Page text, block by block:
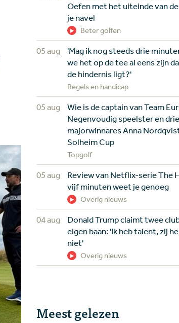
Oefen met het uiteinde van
je navel
Beter golfen
05 aug
'Mag ik nog steeds drie
we het op de tee al eens zijn
de hindernis ligt?'
Regels en handicap
05 aug
Wie is de captain van Team
Negenvoudig speelster en
majorwinnares Anna
Solheim Cup
Topgolf
05 aug
Review van Netflix-serie The
vijf minuten weet je genoeg
Overig nieuws
04 aug
Donald Trump claimt twee
eigen baan: 'Ik heb talent, zij
niet'
Overig nieuws
Meest gelezen